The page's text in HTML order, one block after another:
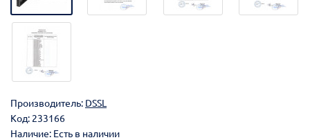
Производитель: DSSL
Код: 233166
Наличие: Есть в наличии